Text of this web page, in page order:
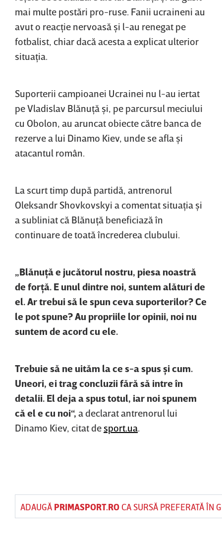
mai multe postări pro-ruse. Fanii ucraineni au
avut o reacţie nervoasă şi l-au renegat pe
fotbalist, chiar dacă acesta a explicat ulterior
situaţia.
Suporterii campioanei Ucrainei nu l-au iertat
pe Vladislav Blănuţă şi, pe parcursul meciului
cu Obolon, au aruncat obiecte către banca de
rezerve a lui Dinamo Kiev, unde se afla şi
atacantul român.
La scurt timp după partidă, antrenorul
Oleksandr Shovkovskyi a comentat situaţia şi
a subliniat că Blănuţă beneficiază în
continuare de toată încrederea clubului.
„Blănuţă e jucătorul nostru, piesa noastră
de forţă. E unul dintre noi, suntem alături de
el. Ar trebui să le spun ceva suporterilor? Ce
le pot spune? Au propriile lor opinii, noi nu
suntem de acord cu ele.
Trebuie să ne uităm la ce s-a spus şi cum.
Uneori, ei trag concluzii fără să intre în
detalii. El deja a spus totul, iar noi spunem
că el e cu noi“, a declarat antrenorul lui
Dinamo Kiev, citat de sport.ua.
ADAUGĂ PRIMASPORT.ROCA SURSĂ PREFERATĂ ÎN